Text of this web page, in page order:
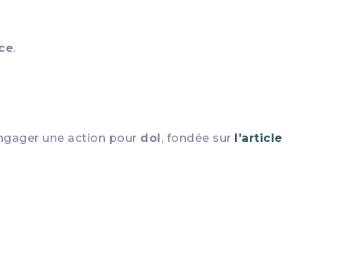
.
une action pour dol, fondée sur l’article